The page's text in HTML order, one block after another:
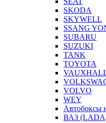
SKODA
SKYWELL
SSANG
SUBARU
SUZUKI
TANK
TOYOTA
VOLVO
WEY
Автобоксы
ВАЗ